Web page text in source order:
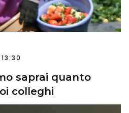
saprai quanto
colleghi